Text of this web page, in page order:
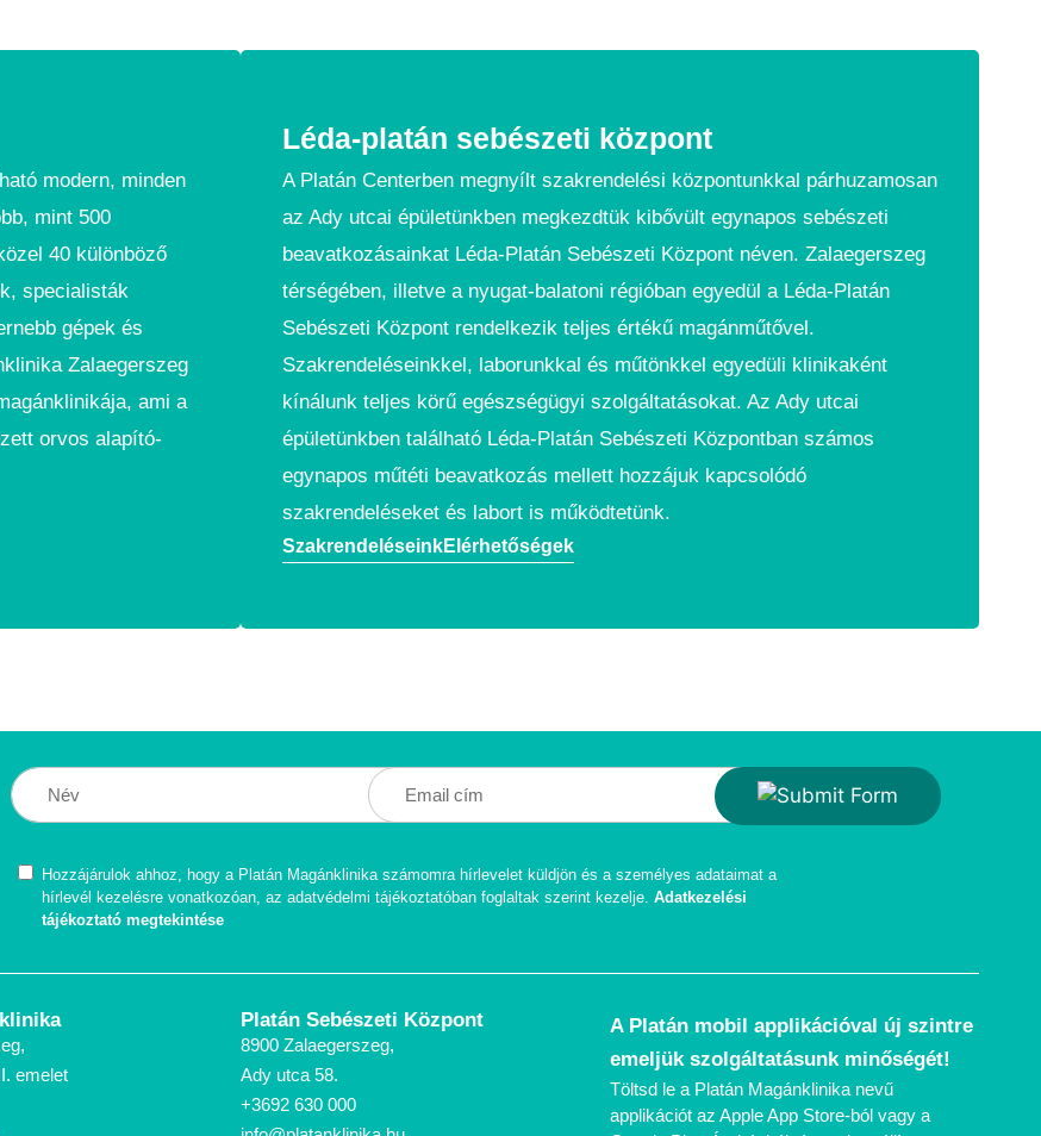
modern, minden
mint 500
40 különböző
specialisták
gépek és
Zalaegerszeg
ami a
orvos alapító-
Léda-platán sebészeti központ
A Platán Centerben megnyílt szakrendelési központunkkal párhuzamosan
az Ady utcai épületünkben megkezdtük kibővült egynapos sebészeti
beavatkozásainkat Léda-Platán Sebészeti Központ néven. Zalaegerszeg
térségében, illetve a nyugat-balatoni régióban egyedül a Léda-Platán
Sebészeti Központ rendelkezik teljes értékű magánműtővel.
Szakrendeléseinkkel, laborunkkal és műtönkkel egyedüli klinikaként
kínálunk teljes körű egészségügyi szolgáltatásokat. Az Ady utcai
épületünkben található Léda-Platán Sebészeti Központban számos
egynapos műtéti beavatkozás mellett hozzájuk kapcsolódó
szakrendeléseket és labort is működtetünk.
SzakrendeléseinkElérhetőségek
Hozzájárulok ahhoz, hogy a Platán Magánklinika számomra hírlevelet küldjön és a személyes adataimat a
hírlevél kezelésre vonatkozóan, az adatvédelmi tájékoztatóban foglaltak szerint kezelje.Adatkezelési
tájékoztató megtekintése
emelet
Platán Sebészeti Központ
8900 Zalaegerszeg,
Ady utca 58.
+3692 630 000
A Platán mobil applikációval új szintre
emeljük szolgáltatásunk minőségét!
Töltsd le a Platán Magánklinika nevű
applikációt az Apple App Store-ból vagy a